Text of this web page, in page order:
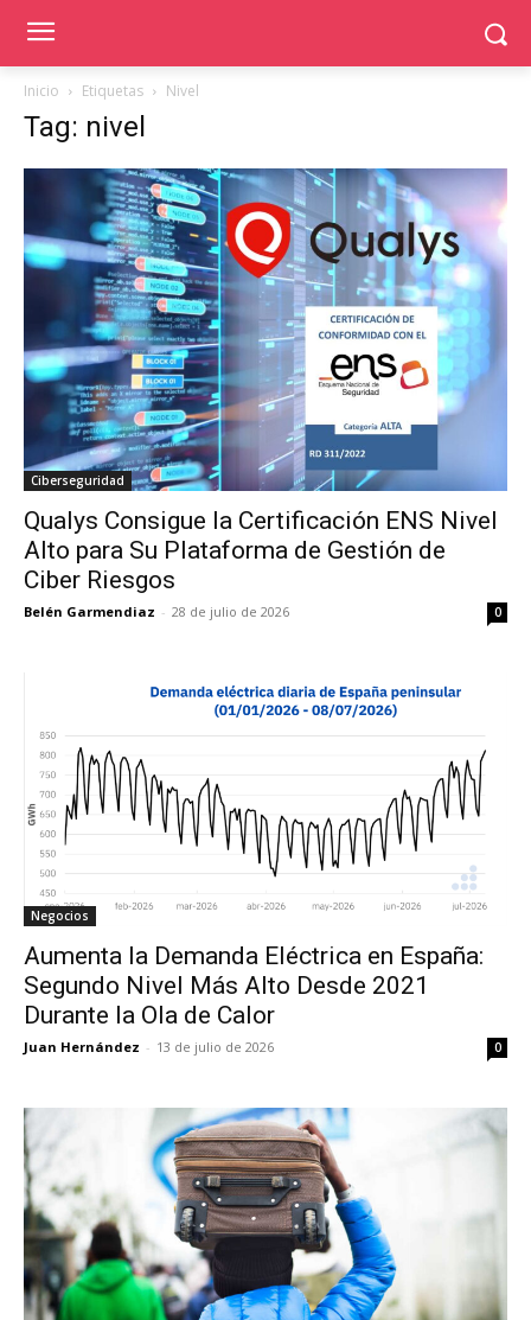
Inicio Etiquetas Nivel
Tag: nivel
Ciberseguridad
Qualys Consigue la Certificación ENS Nivel
Alto para Su Plataforma de Gestión de
Ciber Riesgos
Belén Garmendiaz - 28 de julio de 2026 0
Negocios
Aumenta la Demanda Eléctrica en España:
Segundo Nivel Más Alto Desde 2021
Durante la Ola de Calor
Juan Hernández - 13 de julio de 2026 0